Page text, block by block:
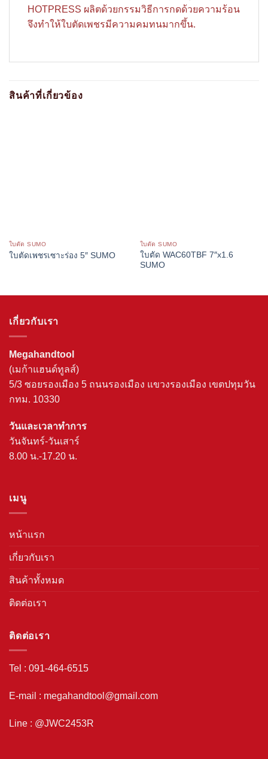
HOTPRESS ผลิตด้วยกรรมวิธีการกดด้วยความร้อน
จึงทำให้ใบตัดเพชรมีความคมทนมากขึ้น.
สินค้าที่เกี่ยวข้อง
ใบตัด SUMO
ใบตัดเพชรเซาะร่อง 5″ SUMO
ใบตัด SUMO
ใบตัด WAC60TBF 7″x1.6
SUMO
เกี่ยวกับเรา
Megahandtool
(เมก้าแฮนด์ทูลส์)
5/3 ซอยรองเมือง 5 ถนนรองเมือง แขวงรองเมือง เขตปทุมวัน
กทม. 10330
วันและเวลาทำการ
วันจันทร์-วันเสาร์
8.00 น.-17.20 น.
เมนู
หน้าแรก
เกี่ยวกับเรา
สินค้าทั้งหมด
ติดต่อเรา
ติดต่อเรา
Tel : 091-464-6515
E-mail : megahandtool@gmail.com
Line : @JWC2453R